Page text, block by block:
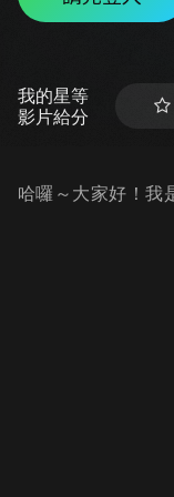
我的星等
影片給分
哈囉～大家好！我